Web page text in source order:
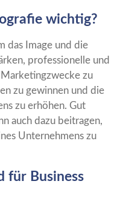
wichtig?
das Image und die
professionelle und
zu
zu gewinnen und die
zu erhöhen. Gut
auch dazu beitragen,
Unternehmens zu
für Business